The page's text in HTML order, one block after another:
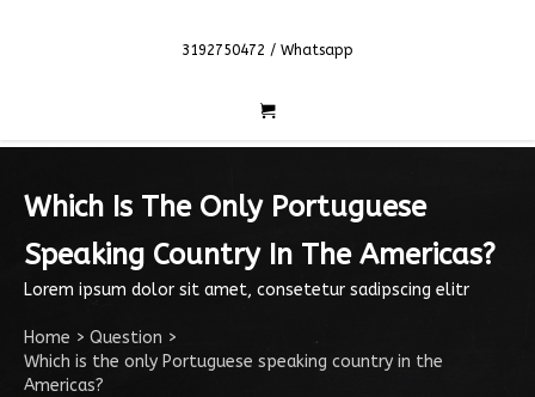
3192750472 / Whatsapp
Which Is The Only Portuguese
Speaking Country In The Americas?
Lorem ipsum dolor sit amet, consetetur sadipscing elitr
Home > Question >
Which is the only Portuguese speaking country in the
Americas?